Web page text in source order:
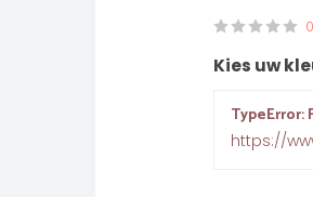
Kies uw
https://